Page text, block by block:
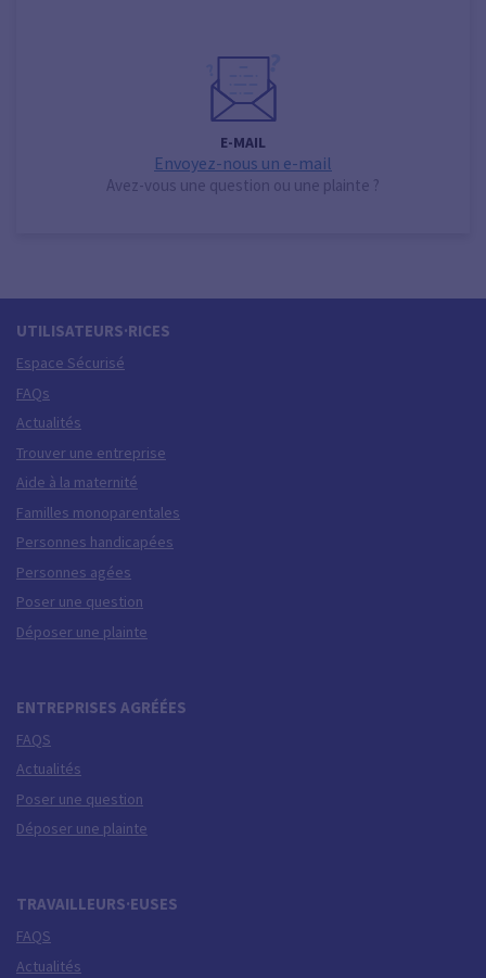
E-MAIL
Envoyez-nous un e-mail
Avez-vous une question ou une plainte ?
UTILISATEURS·RICES
Espace Sécurisé
FAQs
Actualités
Trouver une entreprise
Aide à la maternité
Familles monoparentales
Personnes handicapées
Personnes agées
Poser une question
Déposer une plainte
ENTREPRISES AGRÉÉES
FAQS
Actualités
Poser une question
Déposer une plainte
TRAVAILLEURS·EUSES
FAQS
Actualités